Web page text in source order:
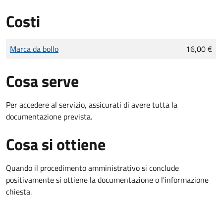
Costi
Tipo di pagamento
Importo
Marca da bollo 16,00 €
Cosa serve
Per accedere al servizio, assicurati di avere tutta la
documentazione prevista.
Cosa si ottiene
Quando il procedimento amministrativo si conclude
positivamente si ottiene la documentazione o l'informazione
chiesta.